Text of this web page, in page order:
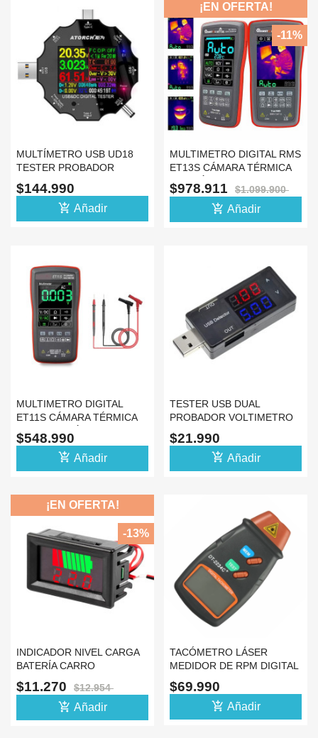
MULTÍMETRO USB UD18
TESTER PROBADOR
MEDIDOR BLUETOOTH
$144.990
add_shopping_cart Añadir
MULTIMETRO DIGITAL RMS
ET13S CÁMARA TÉRMICA
VOX TÁCTIL
$978.911 $1.099.900
add_shopping_cart Añadir
¡EN OFERTA!
-11%
MULTIMETRO DIGITAL
ET11S CÁMARA TÉRMICA
PANTALLA TÁCTIL
$548.990
add_shopping_cart Añadir
TESTER USB DUAL
PROBADOR VOLTIMETRO
AMPERIMETRO 5A
$21.990
add_shopping_cart Añadir
INDICADOR NIVEL CARGA
BATERÍA CARRO
VOLTIMETRO 12V 24V 48V
$11.270 $12.954
add_shopping_cart Añadir
¡EN OFERTA!
-13%
TACÓMETRO LÁSER
MEDIDOR DE RPM DIGITAL
SIN CONTACTO DT2234C+
$69.990
add_shopping_cart Añadir